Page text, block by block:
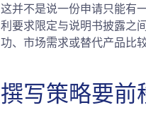
这并不是说一份申请只能有
利要求限定与说明书披露之
功、市场需求或替代产品比
撰写策略要前